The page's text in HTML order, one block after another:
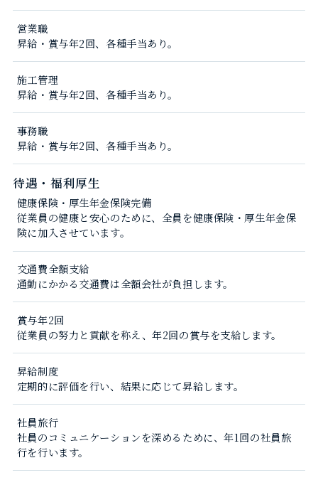
営業職
昇給・賞与年2回、各種手当あり。
施工管理
昇給・賞与年2回、各種手当あり。
事務職
昇給・賞与年2回、各種手当あり。
待遇・福利厚生
健康保険・厚生年金保険完備
従業員の健康と安心のために、全員を健康保険・厚生年金保
険に加入させています。
交通費全額支給
通勤にかかる交通費は全額会社が負担します。
賞与年2回
従業員の努力と貢献を称え、年2回の賞与を支給します。
昇給制度
定期的に評価を行い、結果に応じて昇給します。
社員旅行
社員のコミュニケーションを深めるために、年1回の社員旅
行を行います。